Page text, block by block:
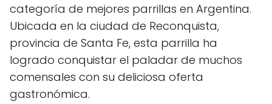
categoría de mejores parrillas en Argentina.
Ubicada en la ciudad de Reconquista,
provincia de Santa Fe, esta parrilla ha
logrado conquistar el paladar de muchos
comensales con su deliciosa oferta
gastronómica.